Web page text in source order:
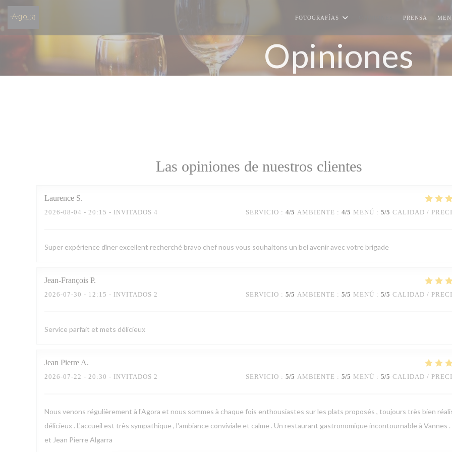
FOTOGRAFÍAS PRENSA
Opiniones
Las opiniones de nuestros clientes
Laurence S
2026-08-04 - 20:15 - INVITADOS 4 SERVICIO : 4/5 AMBIENTE : 4/5 MENÚ : 5/5 CALIDAD /
Super expérience dîner excellent recherché bravo chef nous vous souhaitons un bel avenir avec votre brigade
Jean-François P
2026-07-30 - 12:15 - INVITADOS 2 SERVICIO : 5/5 AMBIENTE : 5/5 MENÚ : 5/5 CALIDAD /
Service parfait et mets délicieux
Jean Pierre A
2026-07-22 - 20:30 - INVITADOS 2 SERVICIO : 5/5 AMBIENTE : 5/5 MENÚ : 5/5 CALIDAD /
Nous venons régulièrement à l'Agora et nous sommes à chaque fois enthousiastes sur les plats proposés , toujours très bien
délicieux . L'accueil est très sympathique , l'ambiance conviviale et calme . Un restaurant gastronomique incontournable à Vannes
et Jean Pierre Algarra